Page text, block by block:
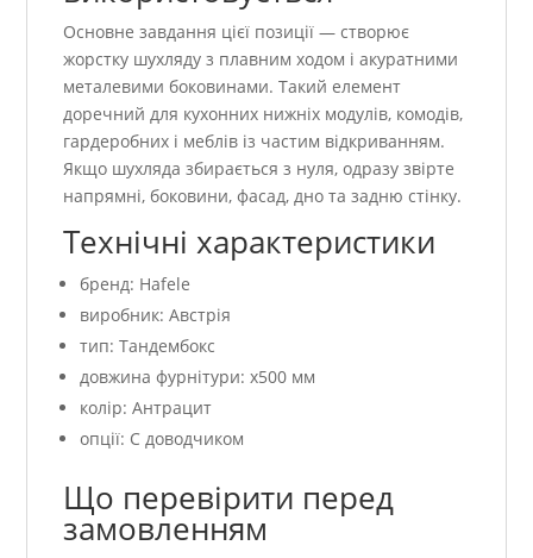
Основне завдання цієї позиції — створює
жорстку шухляду з плавним ходом і акуратними
металевими боковинами. Такий елемент
доречний для кухонних нижніх модулів, комодів,
гардеробних і меблів із частим відкриванням.
Якщо шухляда збирається з нуля, одразу звірте
напрямні, боковини, фасад, дно та задню стінку.
Технічні характеристики
бренд: Hafele
виробник: Австрія
тип: Тандембокс
довжина фурнітури: x500 мм
колір: Антрацит
опції: С доводчиком
Що перевірити перед
замовленням